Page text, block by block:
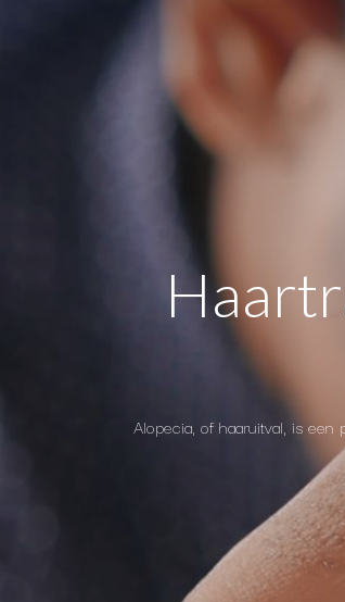
Alopecia, of haaruitval, is